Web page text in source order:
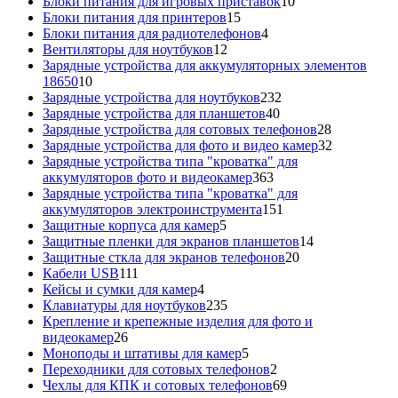
Блоки питания для принтеров1515
товаров
Блоки питания для радиотелефонов44
Вентиляторы для ноутбуков12
товаров
Зарядные устройства для аккумуляторных элементов
186501010
товаров
Зарядные устройства для ноутбуков232
Зарядные устройства для планшетов4040
товаров
Зарядные устройства для сотовых телефонов2828
товаров
Зарядные устройства для фото и видео камер32
Зарядные устройства типа "кроватка" для
аккумуляторов фото и видеокамер363363
товара
Зарядные устройства типа "кроватка" для
аккумуляторов электроинструмента151
Защитные корпуса для камер55
товаров
Защитные пленки для экранов планшетов1414
Защитные сткла для экранов телефонов2020
Кабели USB111
товаров
Кейсы и сумки для камер44
товара
Клавиатуры для ноутбуков235235
товаров
Крепление и крепежные изделия для фото и
видеокамер2626
товаров
Моноподы и штативы для камер55
товаров
Переходники для сотовых телефонов2
товара
Чехлы для КПК и сотовых телефонов6969